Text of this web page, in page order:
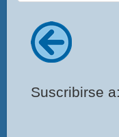
Suscribirse a: